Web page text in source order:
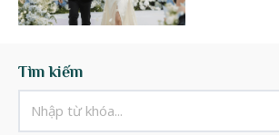
Tìm kiếm